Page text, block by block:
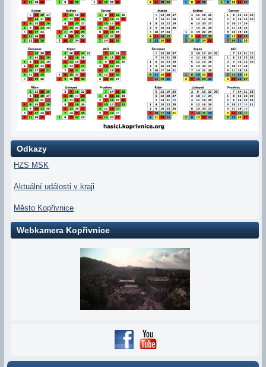
Odkazy
HZS MSK
Aktuální události v kraji
Město Kopřivnice
Webkamera Kopřivnice